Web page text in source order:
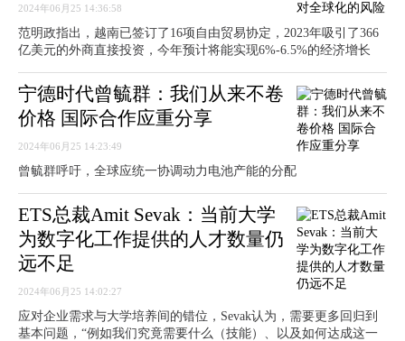
2024年06月25 14:36:58
范明政指出，越南已签订了16项自由贸易协定，2023年吸引了366
亿美元的外商直接投资，今年预计将能实现6%-6.5%的经济增长
宁德时代曾毓群：我们从来不卷
价格 国际合作应重分享
2024年06月25 14:23:49
曾毓群呼吁，全球应统一协调动力电池产能的分配
ETS总裁Amit Sevak：当前大学
为数字化工作提供的人才数量仍
远不足
2024年06月25 14:02:27
应对企业需求与大学培养间的错位，Sevak认为，需要更多回归到
基本问题，“例如我们究竟需要什么（技能）、以及如何达成这一